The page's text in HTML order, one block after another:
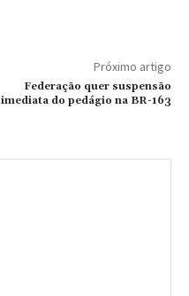
Próximo artigo
Federação quer suspensão
imediata do pedágio na BR-163